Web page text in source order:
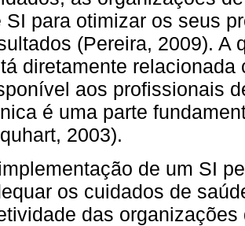
SI para otimizar os seus
(Pereira, 2009). A
diretamente
aos profissionais
é uma parte
2003).
de um SI
os cuidados de
das